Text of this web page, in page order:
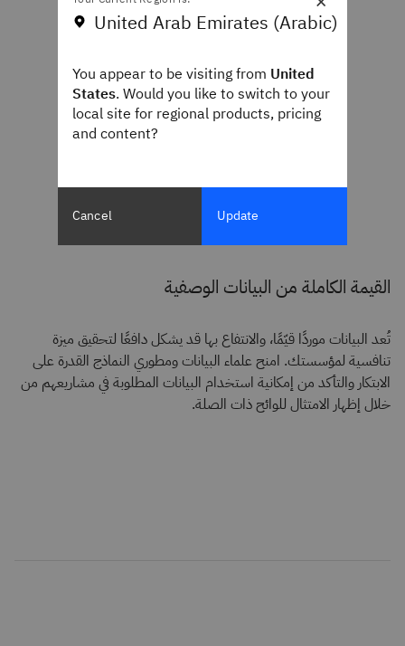
القيمة الكاملة من البيانات الوصفية
تُعد البيانات موردًا قيّمًا، والانتفاع بها قد يشكل دافعًا لتحقيق ميزة
تنافسية لمؤسستك. امنح علماء البيانات ومطوري النماذج القدرة على
الابتكار والتأكد من إمكانية استخدام البيانات المطلوبة في مشاريعهم من
خلال إظهار الامتثال للوائح ذات الصلة.
United Arab Emirates (Arabic)
You appear to be visiting from United
States. Would you like to switch to your
local site for regional products, pricing
and content?
Cancel Update